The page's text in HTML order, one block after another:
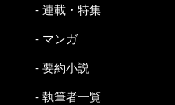
- 連載・特集
- マンガ
- 要約小説
- 執筆者一覧